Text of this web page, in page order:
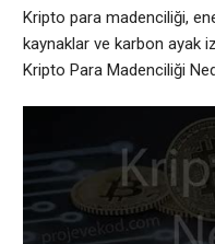
Çözümleri
Kripto para madenciliği,
kaynaklar ve karbon ayak
Kripto Para Madenciliği
birimlerinin oluşturulması
Bu işlem, karmaşık
yüksek hesaplama gücü
aracılığıyla gerçekleştirilir.